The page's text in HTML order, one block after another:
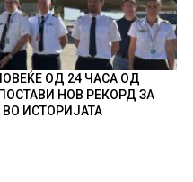
ОД 24 ЧАСА ОД
НОВ РЕКОРД ЗА
ИСТОРИЈАТА